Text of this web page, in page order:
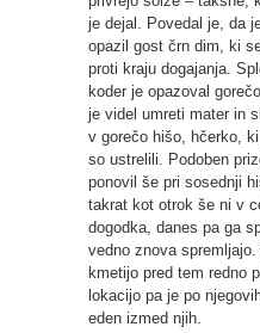
je dejal. Povedal je, da
opazil gost črn dim, ki
proti kraju dogajanja.
koder je opazoval
je videl umreti mater in
v gorečo hišo, hčerko,
so ustrelili. Podoben
ponovil še pri sosednji
takrat kot otrok še ni v
dogodka, danes pa ga
vedno znova
kmetijo pred tem redno
lokacijo pa je po
eden izmed njih.